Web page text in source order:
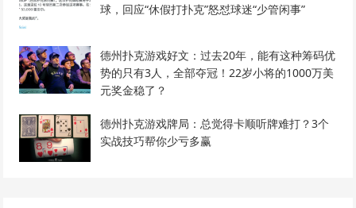
球，回应“休假打扑克”怒怼球迷“少管闲事”
德州扑克游戏好文：过去20年，能有这种筹码优
势的只有3人，全部夺冠！22岁小将的1000万美
元奖金稳了？
德州扑克游戏牌局：总觉得卡顺听牌难打？3个
实战技巧帮你少亏多赢